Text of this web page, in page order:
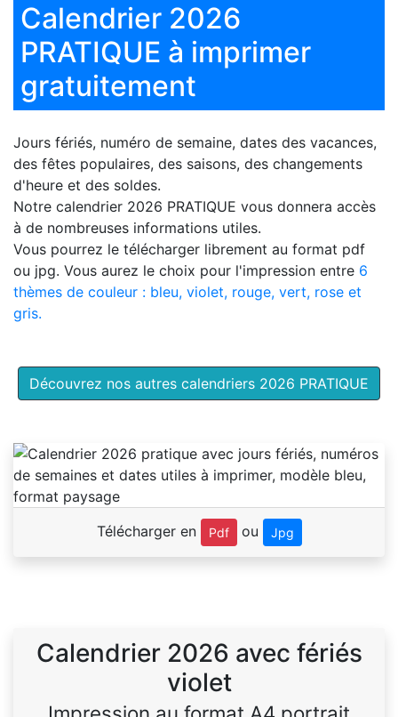
Calendrier 2026
PRATIQUE à imprimer
gratuitement
Jours fériés, numéro de semaine, dates des vacances,
des fêtes populaires, des saisons, des changements
d'heure et des soldes.
Notre calendrier 2026 PRATIQUE vous donnera accès
à de nombreuses informations utiles.
Vous pourrez le télécharger librement au format pdf
ou jpg. Vous aurez le choix pour l'impression entre 6
thèmes de couleur : bleu, violet, rouge, vert, rose et
gris.
Découvrez nos autres calendriers 2026 PRATIQUE
Télécharger en Pdf ou Jpg
Calendrier 2026 avec fériés
violet